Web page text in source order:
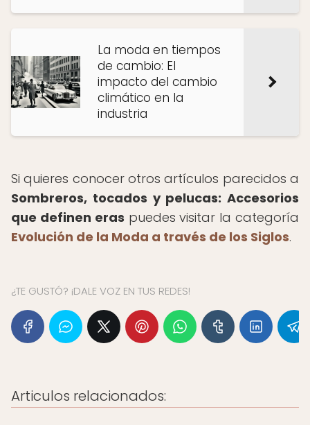
La moda en tiempos
de cambio: El
impacto del cambio
climático en la
industria
Si quieres conocer otros artículos parecidos a
Sombreros, tocados y pelucas: Accesorios
que definen eras puedes visitar la categoría
Evolución de la Moda a través de los Siglos.
¿TE GUSTÓ? ¡DALE VOZ EN TUS REDES!
Articulos relacionados: